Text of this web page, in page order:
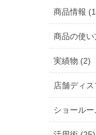
商品情報
商品の使
実績物 (2)
店舗ディ
ショール